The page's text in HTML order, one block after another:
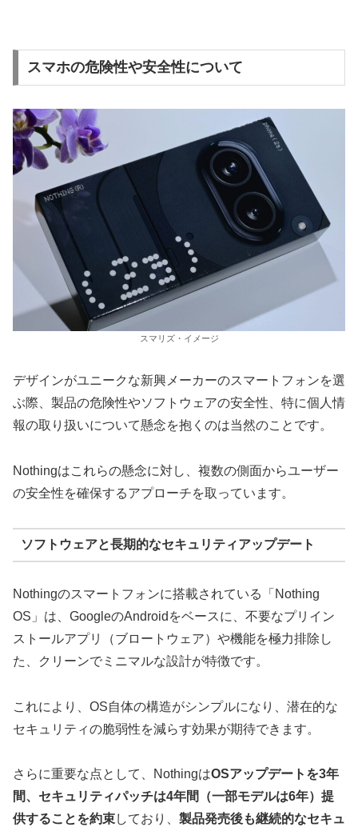
スマホの危険性や安全性について
スマリズ・イメージ
デザインがユニークな新興メーカーのスマートフォンを選
ぶ際、製品の危険性やソフトウェアの安全性、特に個人情
報の取り扱いについて懸念を抱くのは当然のことです。
Nothingはこれらの懸念に対し、複数の側面からユーザー
の安全性を確保するアプローチを取っています。
ソフトウェアと長期的なセキュリティアップデート
Nothingのスマートフォンに搭載されている「Nothing
OS」は、GoogleのAndroidをベースに、不要なプリイン
ストールアプリ（ブロートウェア）や機能を極力排除し
た、クリーンでミニマルな設計が特徴です。
これにより、OS自体の構造がシンプルになり、潜在的な
セキュリティの脆弱性を減らす効果が期待できます。
さらに重要な点として、NothingはOSアップデートを3年
間、セキュリティパッチは4年間（一部モデルは6年）提
供することを約束しており、 製品発売後も継続的なセキュ